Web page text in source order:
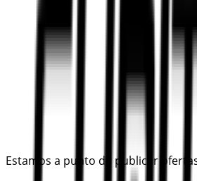
Estamos a punto de publicar